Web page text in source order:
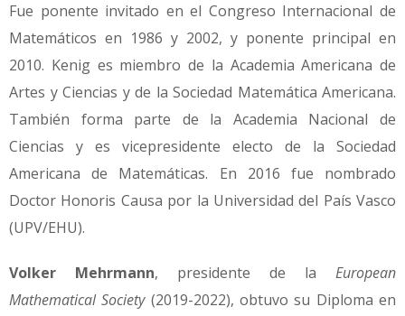
Fue ponente invitado en el Congreso Internacional de
Matemáticos en 1986 y 2002, y ponente principal en
2010. Kenig es miembro de la Academia Americana de
Artes y Ciencias y de la Sociedad Matemática Americana.
También forma parte de la Academia Nacional de
Ciencias y es vicepresidente electo de la Sociedad
Americana de Matemáticas. En 2016 fue nombrado
Doctor Honoris Causa por la Universidad del País Vasco
(UPV/EHU).
Volker Mehrmann, presidente de la European
Mathematical Society(2019-2022),obtuvosu Diploma en